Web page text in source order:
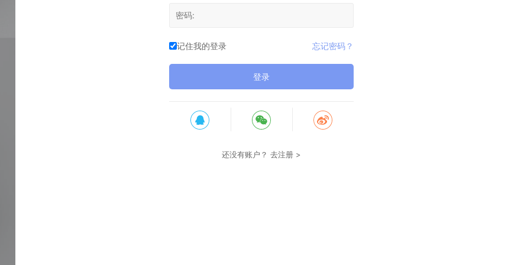
记住我的登录 忘记密码？
登录
还没有账户？去注册 >